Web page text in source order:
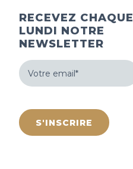
RECEVEZ CHAQUE
LUNDI NOTRE
NEWSLETTER
Votre
email
(Nécessaire)